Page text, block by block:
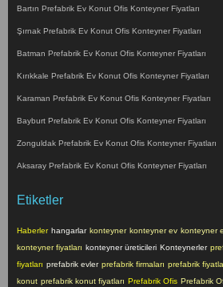
Bartın Prefabrik Ev Konut Ofis Konteyner Fiyatları
Şırnak Prefabrik Ev Konut Ofis Konteyner Fiyatları
Batman Prefabrik Ev Konut Ofis Konteyner Fiyatları
Kırıkkale Prefabrik Ev Konut Ofis Konteyner Fiyatları
Karaman Prefabrik Ev Konut Ofis Konteyner Fiyatları
Bayburt Prefabrik Ev Konut Ofis Konteyner Fiyatları
Zonguldak Prefabrik Ev Konut Ofis Konteyner Fiyatları
Aksaray Prefabrik Ev Konut Ofis Konteyner Fiyatları
Etiketler
Haberler hangarlar konteyner konteyner ev konteyner
konteyner fiyatları konteyner üreticileri Konteynerler
fiyatları prefabrik evler prefabrik firmaları prefabrik
konut prefabrik konut fiyatları Prefabrik Ofis Prefabrik